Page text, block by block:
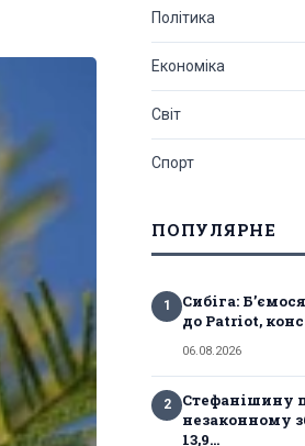
Політика
Економіка
Світ
Спорт
ПОПУЛЯРНЕ
1
Сибіга:
до Patriot,
06.08.2026
2
Стефанішину
незаконному
13,9...